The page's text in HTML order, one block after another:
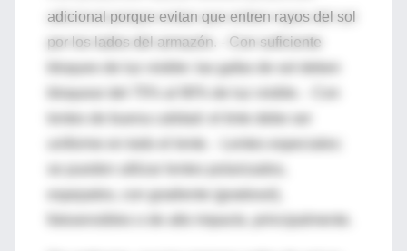
adicional porque evitan que entren rayos del sol
por los lados del armazón. - Con suficiente
bloqueo de luz visible: las gafas de sol deben
bloquear del 75% al 90% de luz visible. - Con
espejados, con gradiente (gradosol),